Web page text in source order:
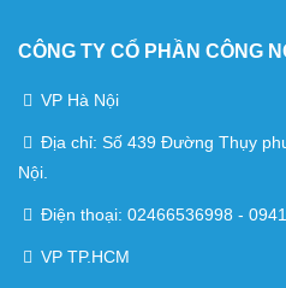
CÔNG TY CỔ PHẦN CÔNG
VP Hà Nội
Địa chỉ: Số 439 Đường Thụy
Nội.
Điện thoại: 02466536998 -
VP TP.HCM